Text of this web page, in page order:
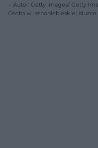
Autor: Getty Images/ Getty
Osoba w jasnoniebieskiej
przykłada do brzucha,